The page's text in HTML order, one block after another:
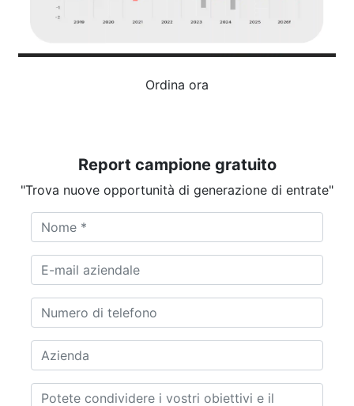
Ordina ora
Report campione gratuito
"Trova nuove opportunità di generazione di entrate"